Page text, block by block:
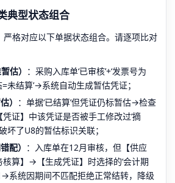
典型状态组合
格对应以下单据状态组合。请逐项比对
估） ：采购入库单‘已审核’+‘发票号为
=未结算’→系统自动生成暂估凭证；
） ：单据‘已结算’但凭证仍标暂估→检查
凭证】中该凭证是否被手工修改过‘摘
破坏了U8的暂估标识关联；
配） ：入库单在12月审核，但【供应
算】→【生成凭证】时选择的‘会计期
→系统因期间不匹配拒绝正常结转，降级